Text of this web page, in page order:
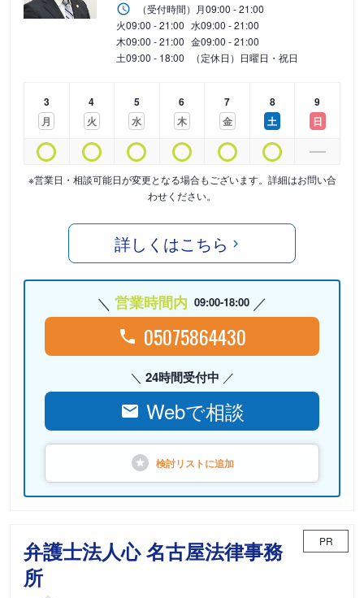
（受付時間） 月09:00 - 21:00
火09:00 - 21:00 水09:00 - 21:00
木09:00 - 21:00 金09:00 - 21:00
土09:00 - 18:00 （定休日）日曜日・祝日
3
月
4
火
5
水
6
木
7
金
8
土
9
日
※営業日・相談可能日が変更となる場合もございます。詳細はお問い合
わせください。
詳しくはこちら
営業時間内 09:00-18:00
05075864430
24時間受付中
Webで相談
検討リストに追加
弁護士法人心 名古屋法律事務
所
PR